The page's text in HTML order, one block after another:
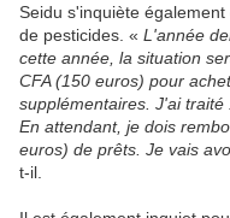
Seidu s'inquiète
de pesticides. « L'année
cette année, la situation
CFA (150 euros) pour
supplémentaires. J'ai traité
En attendant, je dois
euros) de prêts. Je vais
t-il.